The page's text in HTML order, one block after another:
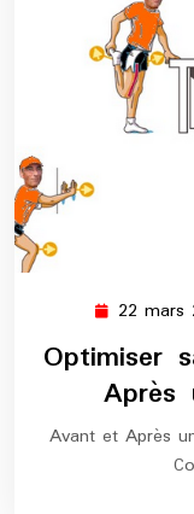
22 mars
Optimiser
Après
Avant et Après